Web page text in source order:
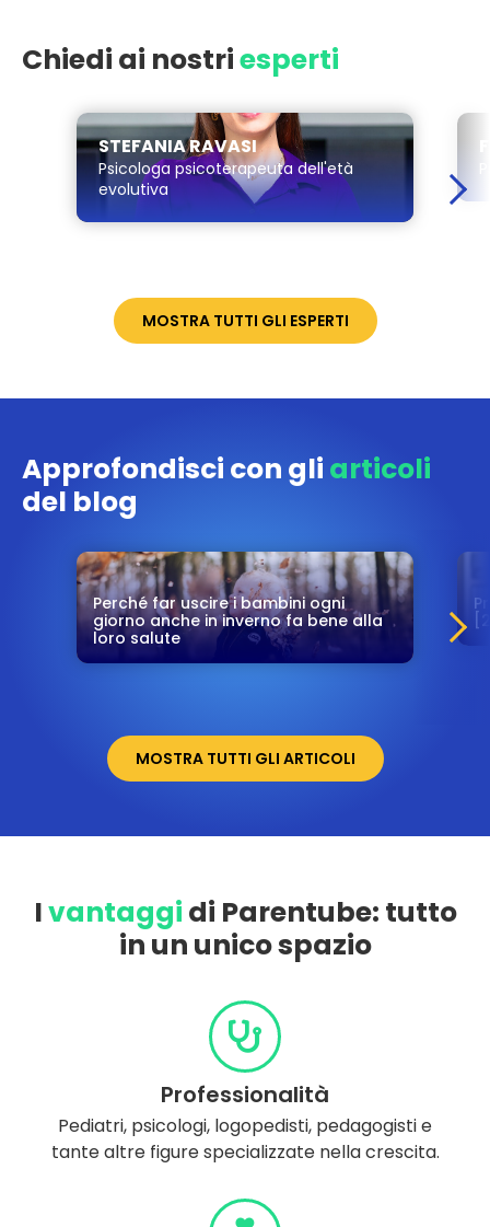
Chiedi ai nostriesperti
STEFANIA RAVASI
Psicologa psicoterapeuta dell'età
evolutiva
MOSTRA TUTTI GLI ESPERTI
Approfondisci con gli articoli
del blog
Perché far uscire i bambini ogni
giorno anche in inverno fa bene alla
loro salute
MOSTRA TUTTI GLI ARTICOLI
Ivantaggi di Parentube: tutto
in un unico spazio
Professionalità
Pediatri, psicologi, logopedisti, pedagogisti e
tante altre figure specializzate nella crescita.